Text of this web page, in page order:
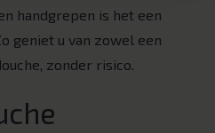
handgrepen is het een
geniet u van zowel een
zonder risico.